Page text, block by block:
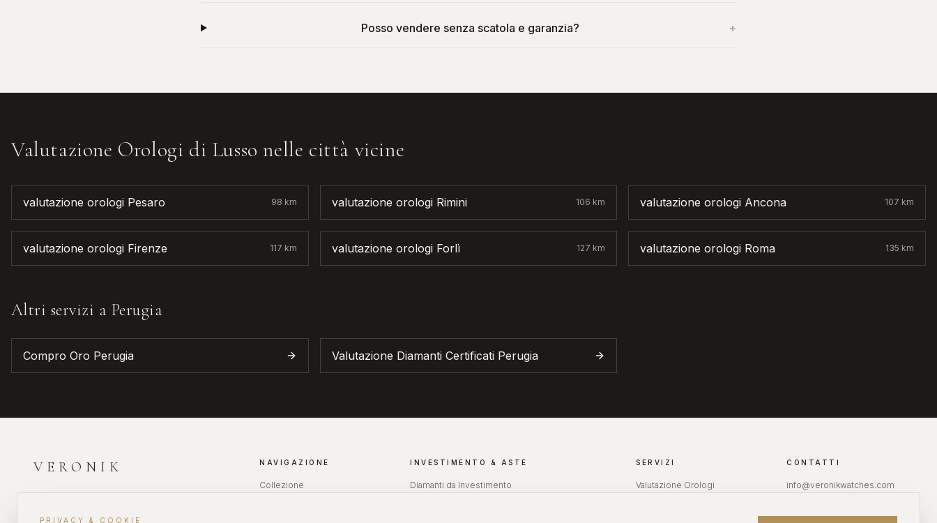
PRIVACY & COOKIE
Posso vendere senza scatola e garanzia? +
Valutazione Orologi di Lusso nelle città vicine
valutazione orologi Pesaro 98 km valutazione orologi Rimini 106 km valutazione orologi Ancona 107 km
valutazione orologi Firenze 117 km valutazione orologi Forlì 127 km valutazione orologi Roma 135 km
Altri servizi a Perugia
Compro Oro Perugia Valutazione Diamanti Certificati Perugia
VERONIK
Orologi di lusso, diamanti e gioielli selezionati
NAVIGAZIONE
Collezione
INVESTIMENTO & ASTE
Diamanti da Investimento
SERVIZI
Valutazione Orologi
CONTATTI
info@veronikwatches.com